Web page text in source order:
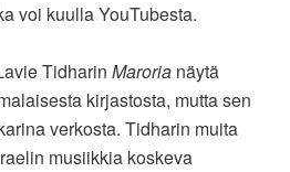
voi kuulla YouTubesta.
TidharinMaroria näytä
kirjastosta, mutta sen
verkosta. Tidharin muita
musiikkia koskeva